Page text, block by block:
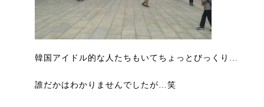
韓国アイドル的な人たちもいてちょっとびっくり…
誰だかはわかりませんでしたが…笑